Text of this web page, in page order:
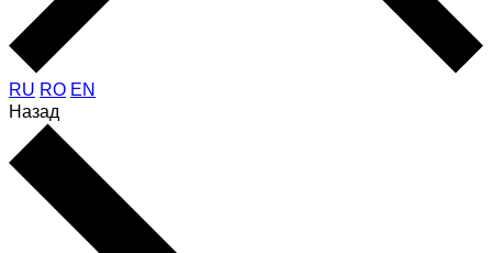
RU RO EN
Назад